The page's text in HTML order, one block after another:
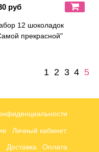
руб
12 шоколадок
прекрасной"
1 2 3 4 5
Личный кабинет
Доставка Оплата